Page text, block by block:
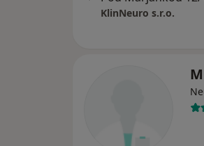
KlinNeuro s.r.o.